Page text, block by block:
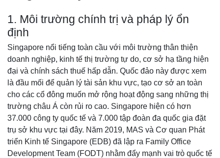
1. Môi trường chính trị và pháp lý ổn
định
Singapore nổi tiếng toàn cầu với môi trường thân thiện
doanh nghiệp, kinh tế thị trường tự do, cơ sở hạ tầng hiện
đại và chính sách thuế hấp dẫn. Quốc đảo này được xem
là đầu mối để quản lý tài sản khu vực, tạo cơ sở an toàn
cho các cổ đông muốn mở rộng hoạt động sang những thị
trường châu Á còn rủi ro cao. Singapore hiện có hơn
37.000 công ty quốc tế và 7.000 tập đoàn đa quốc gia đặt
trụ sở khu vực tại đây. Năm 2019, MAS và Cơ quan Phát
triển Kinh tế Singapore (EDB) đã lập ra Family Office
Development Team (FODT) nhằm đẩy mạnh vai trò quốc tế